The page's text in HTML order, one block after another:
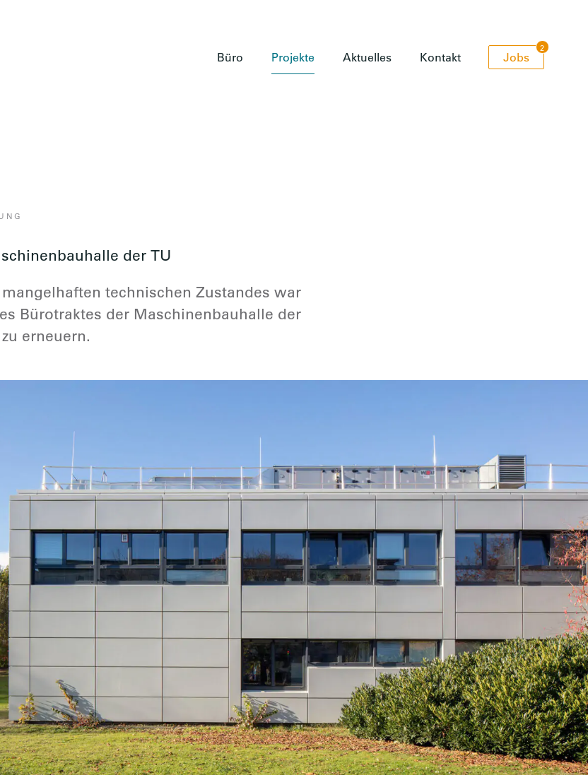
Büro Projekte Aktuelles Kontakt Jobs
2
der TU
technischen Zustandes war
Büro­­traktes der Maschinen­bauhalle der
erneuern.